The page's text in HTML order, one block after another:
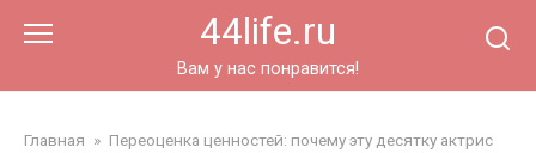
44life.ru
Вам у нас понравится!
Главная » Переоценка ценностей: почему эту десятку актрис